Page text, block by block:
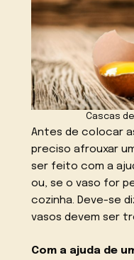
Cascas
Antes de colocar
preciso afrouxar
ser feito com a
ou, se o vaso for
cozinha. Deve-se
vasos devem ser
Com a ajuda de